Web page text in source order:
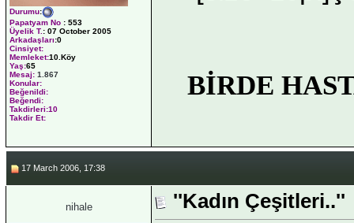
Durumu:
Papatyam No : 553
Üyelik T.: 07 October 2005
Arkadaşları:0
Cinsiyet:
Memleket:10.Köy
Yaş:65
Mesaj: 1.867
Konular:
Beğenildi:
Beğendi:
Takdirleri:10
Takdir Et:
BİRDE
17 March 2006, 17:38
nihale ''Kadın Çeşitleri..''